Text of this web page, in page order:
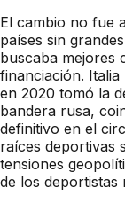
El cambio no fue
países sin
buscaba mejores
financiación.
en 2020 tomó la
bandera rusa,
definitivo en el
raíces deportivas
tensiones
de los deportistas